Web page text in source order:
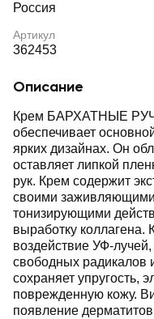
Россия
Артикул
362453
Описание
Крем БАРХАТНЫЕ
обеспечивает
ярких дизайнах. Он
оставляет липкой
рук. Крем содержит
своими
тонизирующими
выработку коллагена.
воздействие УФ-
свободных радикалов
сохраняет упругость,
поврежденную кожу.
появление